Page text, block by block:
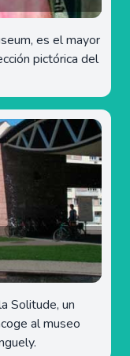
es el mayor
pictórica del
Solitude, un
al museo